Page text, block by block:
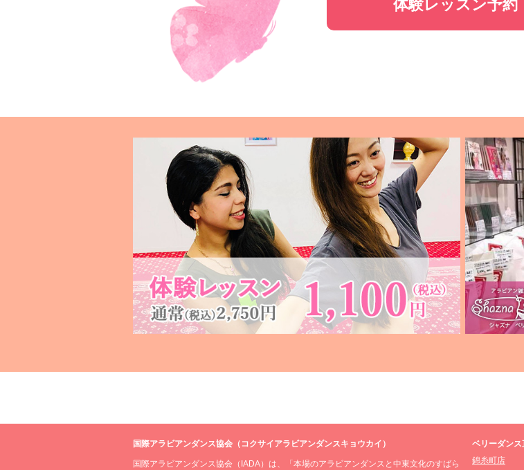
体験レッスン予約
国際アラビアンダンス協会（コクサイアラビアンダンスキョウカイ）
国際アラビアンダンス協会（IADA）は、「本場のアラビアンダンスと中東文化のすばら
ベリーダンス
錦糸町店